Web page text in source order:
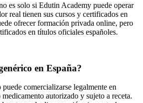
es solo si Edutin Academy puede operar
real tienen sus cursos y certificados en
ofrecer formación privada online, pero
en títulos oficiales españoles.
en España?
comercializarse legalmente en
autorizado y sujeto a receta.